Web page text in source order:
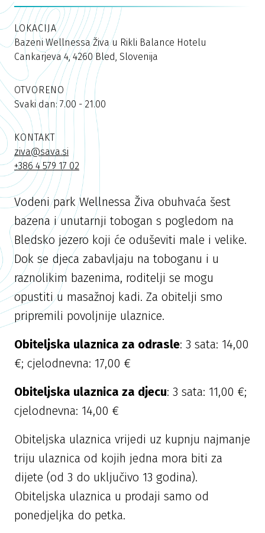
LOKACIJA
Bazeni Wellnessa Živa u Rikli Balance Hotelu
Cankarjeva 4, 4260 Bled, Slovenija
OTVORENO
Svaki dan: 7.00 - 21.00
KONTAKT
ziva@sava.si
+386 4 579 17 02
Vodeni park Wellnessa Živa obuhvaća šest
bazena i unutarnji tobogan s pogledom na
Bledsko jezero koji će oduševiti male i velike.
Dok se djeca zabavljaju na toboganu i u
raznolikim bazenima, roditelji se mogu
opustiti u masažnoj kadi. Za obitelji smo
pripremili povoljnije ulaznice.
Obiteljska ulaznica za odrasle: 3 sata: 14,00
€; cjelodnevna: 17,00 €
Obiteljska ulaznica za djecu: 3 sata: 11,00 €;
cjelodnevna: 14,00 €
Obiteljska ulaznica vrijedi uz kupnju najmanje
triju ulaznica od kojih jedna mora biti za
dijete (od 3 do uključivo 13 godina).
Obiteljska ulaznica u prodaji samo od
ponedjeljka do petka.